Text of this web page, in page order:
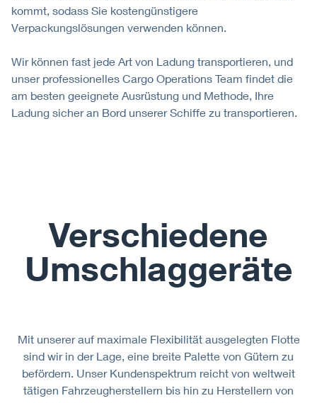
kommt, sodass Sie kostengünstigere
Verpackungslösungen verwenden können.
Wir können fast jede Art von Ladung transportieren, und
unser professionelles Cargo Operations Team findet die
am besten geeignete Ausrüstung und Methode, Ihre
Ladung sicher an Bord unserer Schiffe zu transportieren.
Verschiedene
Umschlaggeräte
Mit unserer auf maximale Flexibilität ausgelegten Flotte
sind wir in der Lage, eine breite Palette von Gütern zu
befördern. Unser Kundenspektrum reicht von weltweit
tätigen Fahrzeugherstellern bis hin zu Herstellern von